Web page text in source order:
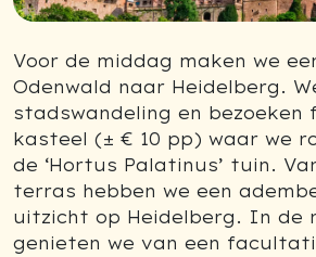
Voor de middag maken we
Odenwald naar Heidelberg.
stadswandeling en
kasteel (± € 10 pp) waar we
de ‘Hortus Palatinus’ tuin.
terras hebben we een
uitzicht op Heidelberg. In de
genieten we van een